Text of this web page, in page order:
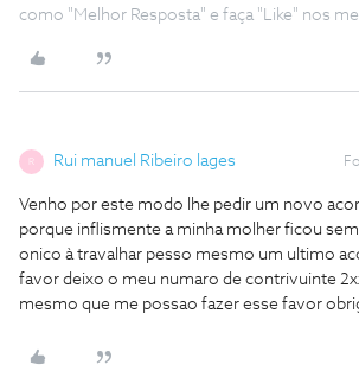
como "Melhor Resposta" e faça "Like" nos
R Rui manuel Ribeiro lages
Venho por este modo lhe pedir um novo
porque inflismente a minha molher ficou
onico à travalhar pesso mesmo um ultimo
favor deixo o meu numaro de contrivuinte
mesmo que me possao fazer esse favor